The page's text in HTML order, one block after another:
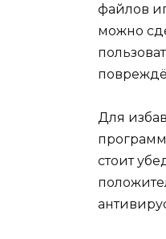
файлов
можно
Для
стоит